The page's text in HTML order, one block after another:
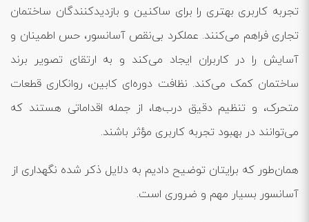
تجربه کاربری بهتری را برای ساکنین و بازدیدکنندگان ساختمان
تجاری فراهم می‌کنند. عملکرد بی‌نقص آسانسور، حس اطمینان و
آسایش را در کاربران ایجاد می‌کند و به ارتقای تصویر برند
ساختمان کمک می‌کند. نظافت دوره‌ای کابین، روانکاری قطعات
متحرک، و تنظیم دقیق درب‌ها، از جمله اقداماتی هستند که
می‌توانند در بهبود تجربه کاربری مؤثر باشند.
همان‌طور که برایتان توضیح دادیم به دلایل ذکر شده نگهداری از
آسانسور بسیار مهم و ضروری است.